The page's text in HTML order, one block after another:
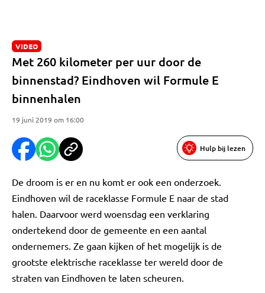
VIDEO
Met 260 kilometer per uur door de
binnenstad? Eindhoven wil Formule E
binnenhalen
19 juni 2019 om 16:00
Hulp bij lezen
De droom is er en nu komt er ook een onderzoek.
Eindhoven wil de raceklasse Formule E naar de stad
halen. Daarvoor werd woensdag een verklaring
ondertekend door de gemeente en een aantal
ondernemers. Ze gaan kijken of het mogelijk is de
grootste elektrische raceklasse ter wereld door de
straten van Eindhoven te laten scheuren.